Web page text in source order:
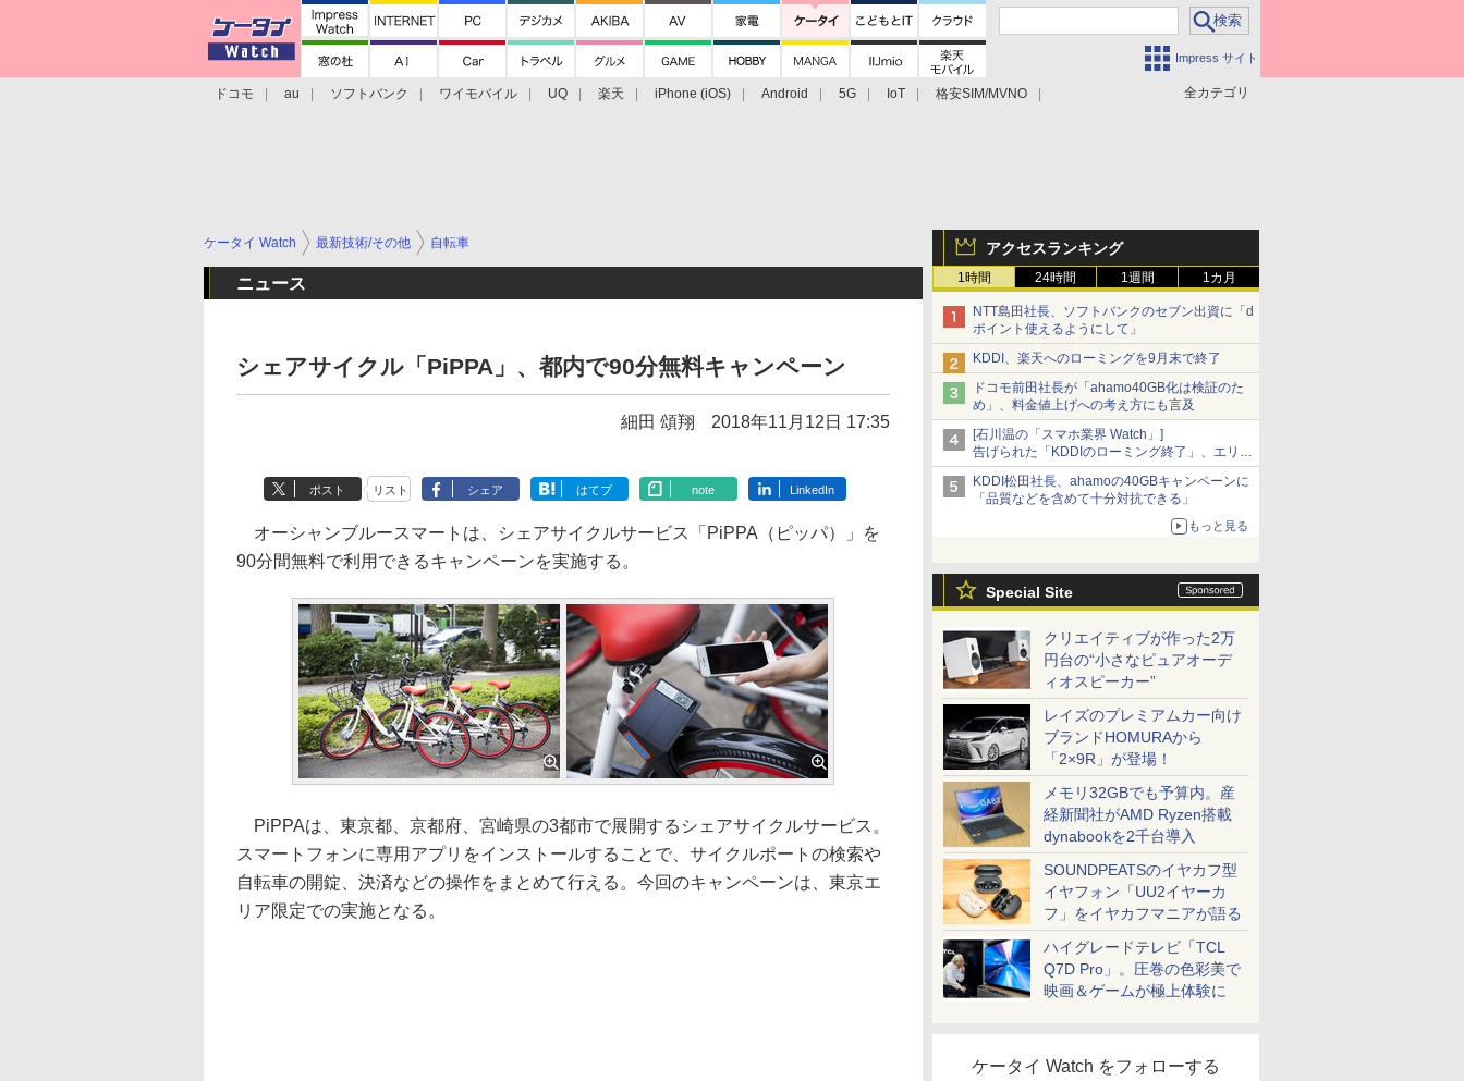
Impress サイト
全カテゴリ
ドコモ au ソフトバンク ワイモバイル UQ 楽天 iPhone (iOS) Android 5G IoT
格安SIM/MVNO
アクセスランキング
1時間 24時間 1週間 1カ月
NTT島田社長、ソフトバンクのセブン出資に「d
ポイント使えるようにして」
KDDI、楽天へのローミングを9月末で終了
ドコモ前田社長が「ahamo40GB化は検証のた
め」、料金値上げへの考え方にも言及
[石川温の「スマホ業界 Watch」]
告げられた「KDDIのローミング終了」、エリア
マップの落とし穴と楽天モバイルの課題
KDDI松田社長、ahamoの40GBキャンペーンに
「品質などを含めて十分対抗できる」
もっと見る
Special Site
クリエイティブが作った2万
円台の“小さなピュアオーデ
ィオスピーカー”
レイズのプレミアムカー向け
ブランドHOMURAから
「2×9R」が登場！
メモリ32GBでも予算内。産
経新聞社がAMD Ryzen搭載
dynabookを2千台導入
SOUNDPEATSのイヤカフ型
イヤフォン「UU2イヤーカ
フ」をイヤカフマニアが語る
ハイグレードテレビ「TCL
Q7D Pro」。圧巻の色彩美で
映画＆ゲームが極上体験に
ケータイ Watch をフォローする
ケータイ Watch 最新技術/その他 自転車
ニュース
シェアサイクル「PiPPA」、都内で90分無料キャンペーン
細田 頌翔 2018年11月12日 17:35
ポスト リスト シェア はてブ note LinkedIn
オーシャンブルースマートは、シェアサイクルサービス「PiPPA（ピッパ）」を
90分間無料で利用できるキャンペーンを実施する。
PiPPAは、東京都、京都府、宮崎県の3都市で展開するシェアサイクルサービス。
スマートフォンに専用アプリをインストールすることで、サイクルポートの検索や
自転車の開錠、決済などの操作をまとめて行える。今回のキャンペーンは、東京エ
リア限定での実施となる。